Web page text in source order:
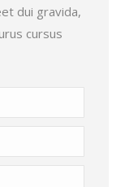
dui gravida,
cursus